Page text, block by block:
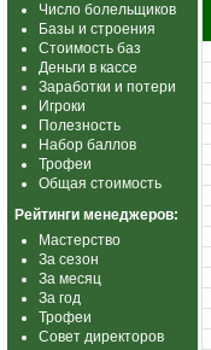
Число болельщиков
Базы и строения
Стоимость баз
Деньги в кассе
Заработки и потери
Игроки
Полезность
Набор баллов
Трофеи
Общая стоимость
Рейтинги менеджеров:
Мастерство
За сезон
За месяц
За год
Трофеи
Совет директоров